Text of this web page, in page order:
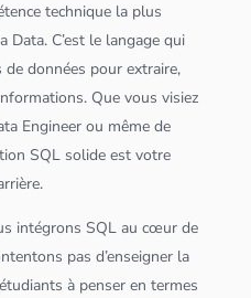
technique la plus
Data. C’est le langage qui
dedonnées pour extraire,
Que vous visiez
Engineer ou même de
SQL solide est votre
intégrons SQL au cœur de
pas d’enseigner la
à penser en termes